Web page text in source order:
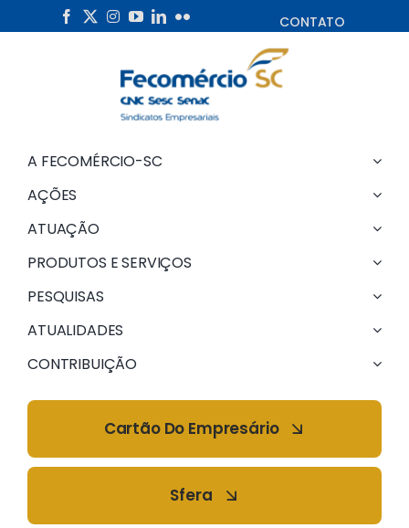
to
CONTATO
A FECOMÉRCIO-SC
AÇÕES
ATUAÇÃO
PRODUTOS E SERVIÇOS
PESQUISAS
ATUALIDADES
CONTRIBUIÇÃO
Cartão Do Empresário
Sfera